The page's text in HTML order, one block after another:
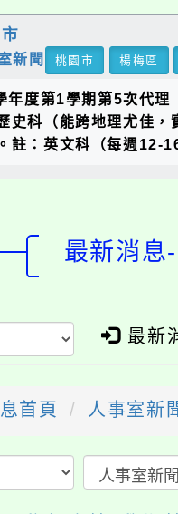
新聞 桃園市 楊梅區
年度第1學期第5次代
史科（能跨地理尤佳
註：英文科（每週12-
最新消息
最新
首頁 人事室新